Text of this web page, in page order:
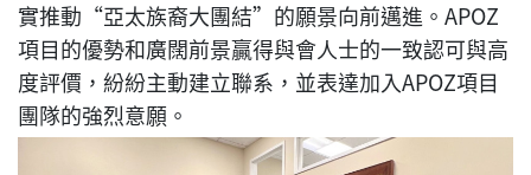
實推動“亞太族裔大團結”的願景向前邁進。APOZ
項目的優勢和廣闊前景贏得與會人士的一致認可與高
度評價，紛紛主動建立聯系，並表達加入APOZ項目
團隊的強烈意願。